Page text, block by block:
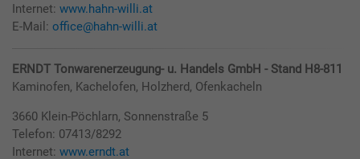
Internet: www.hahn-willi.at
E-Mail: office@hahn-willi.at
ERNDT Tonwarenerzeugung- u. Handels GmbH - Stand H8-811
Kaminofen, Kachelofen, Holzherd, Ofenkacheln
3660 Klein-Pöchlarn, Sonnenstraße 5
Telefon: 07413/8292
Internet: www.erndt.at